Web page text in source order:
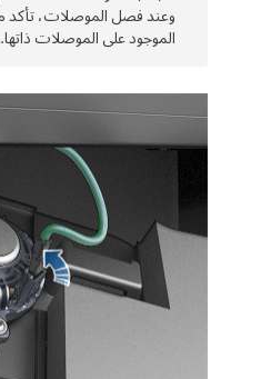
وعند فصل الموصلات، تأكد من
الموجود على الموصلات ذاتها.